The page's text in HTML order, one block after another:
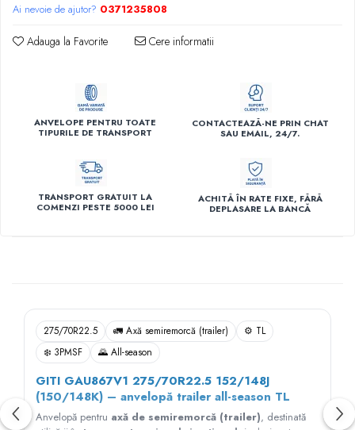
Ai nevoie de ajutor? 0371235808
Adauga la Favorite Cere informatii
ANVELOPE PENTRU TOATE
TIPURILE DE TRANSPORT
CONTACTEAZĂ-NE PRIN CHAT
SAU EMAIL, 24/7.
TRANSPORT GRATUIT LA
COMENZI PESTE 5000 LEI
ACHITĂ ÎN RATE FIXE, FĂRĂ
DEPLASARE LA BANCĂ
275/70R22.5 🚛 Axă semiremorcă (trailer)
⚙️ TL
❄️ 3PMSF
🌄 All-season
GITI GAU867V1 275/70R22.5 152/148J
(150/148K) – anvelopă trailer all-season TL
Anvelopă pentru axă de semiremorcă (trailer), destinată